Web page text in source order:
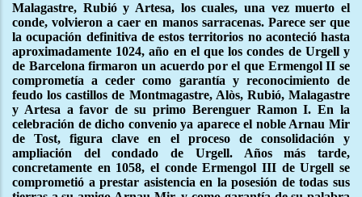
Malagastre, Rubió y Artesa, los cuales, una vez muerto el
conde, volvieron a caer en manos sarracenas. Parece ser que
la ocupación definitiva de estos territorios no aconteció hasta
aproximadamente 1024, año en el que los condes de Urgell y
de Barcelona firmaron un acuerdo por el que Ermengol II se
comprometía a ceder como garantía y reconocimiento de
feudo los castillos de Montmagastre, Alòs, Rubió, Malagastre
y Artesa a favor de su primo Berenguer Ramon I. En la
celebración de dicho convenio ya aparece el noble Arnau Mir
de Tost, figura clave en el proceso de consolidación y
ampliación del condado de Urgell. Años más tarde,
concretamente en 1058, el conde Ermengol III de Urgell se
comprometió a prestar asistencia en la posesión de todas sus